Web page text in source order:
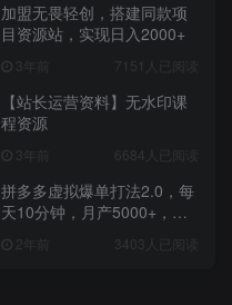
加盟无畏轻创，搭建同款项
目资源站，实现日入2000+
3年前 7151人已阅读
【站长运营资料】无水印课
程资源
3年前 6684人已阅读
拼多多虚拟爆单打法2.0，每
天10分钟，月产5000+，从0
2年前 3403人已阅读